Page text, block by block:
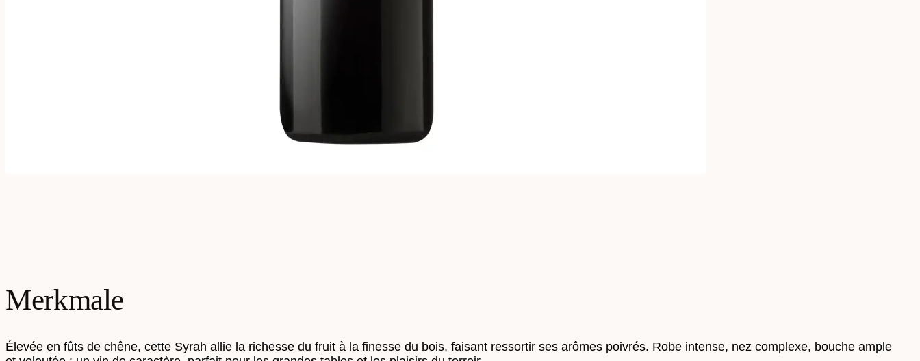
Merkmale
Élevée en fûts de chêne, cette Syrah allie la richesse du fruit à la finesse du bois, faisant ressortir ses arômes poivrés. Robe intense, nez complexe, bouche ample